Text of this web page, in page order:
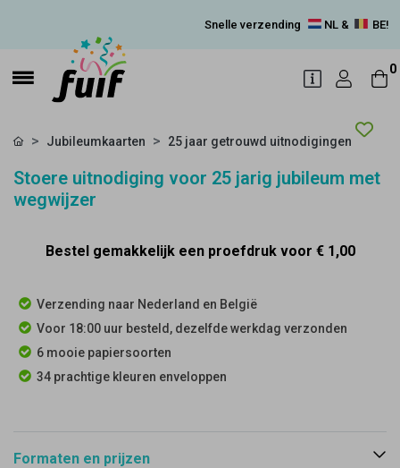
Snelle verzending NL & BE!
0
Jubileumkaarten 25 jaar getrouwd uitnodigingen
Stoere uitnodiging voor 25 jarig jubileum met
wegwijzer
Bestel gemakkelijk een proefdruk voor € 1,00
Verzending naar Nederland en België
Voor 18:00 uur besteld, dezelfde werkdag verzonden
6 mooie papiersoorten
34 prachtige kleuren enveloppen
Formaten en prijzen